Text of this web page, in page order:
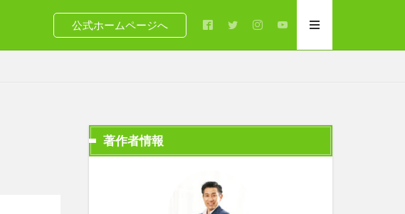
公式ホームページへ
著作者情報